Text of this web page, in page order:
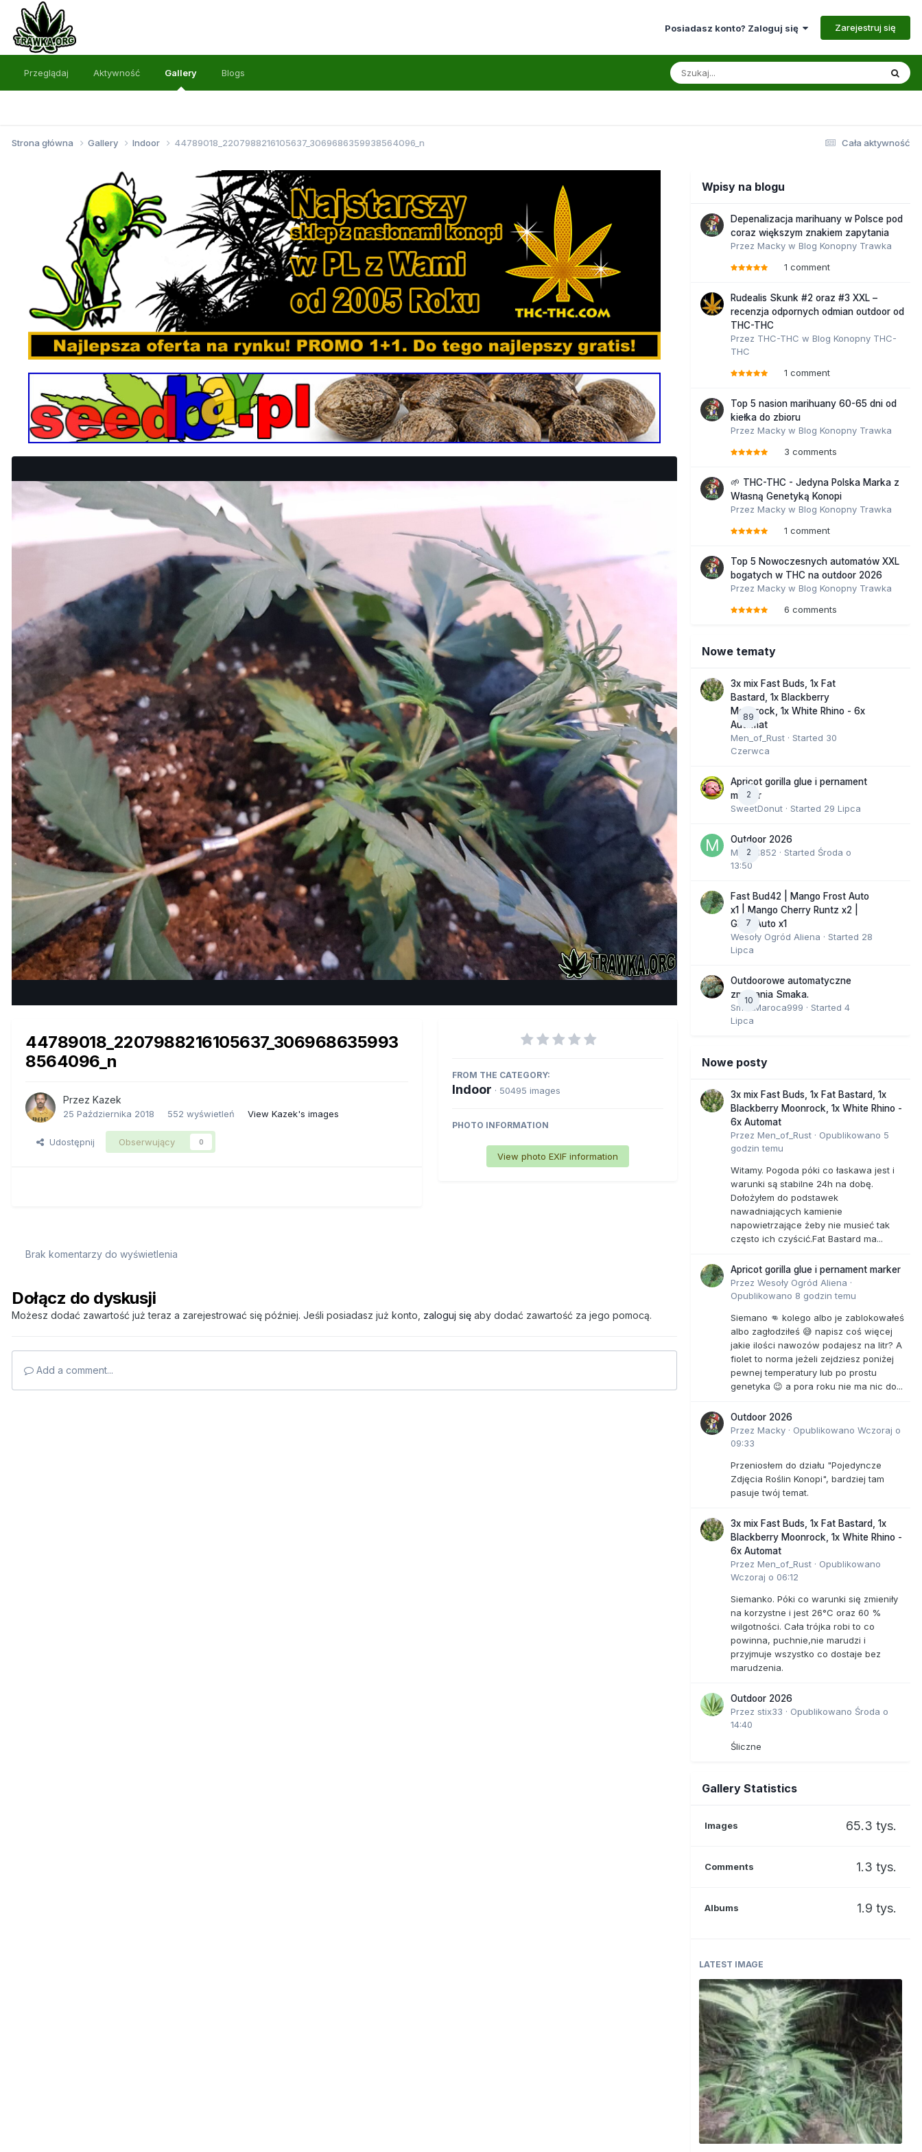
Posiadasz konto? Zaloguj się Zarejestruj się
Przeglądaj Aktywność Gallery Blogs
Cała aktywność
Strona główna Gallery Indoor 44789018_2207988216105637_3069686359938564096_n
Image Tools
44789018_2207988216105637_306968635993
8564096_n
Przez Kazek
25 Października 2018 552 wyświetleń View Kazek's images
Udostępnij Obserwujący 0
FROM THE CATEGORY:
Indoor · 50495 images
PHOTO INFORMATION
View photo EXIF information
Brak komentarzy do wyświetlenia
Dołącz do dyskusji
Możesz dodać zawartość już teraz a zarejestrować się później. Jeśli posiadasz już konto, zaloguj się aby dodać zawartość za jego pomocą.
Add a comment...
Wpisy na blogu
Depenalizacja marihuany w Polsce pod
coraz większym znakiem zapytania
Przez Macky w Blog Konopny Trawka
1 comment
Rudealis Skunk #2 oraz #3 XXL –
recenzja odpornych odmian outdoor od
THC-THC
Przez THC-THC w Blog Konopny THC-
THC
1 comment
Top 5 nasion marihuany 60-65 dni od
kiełka do zbioru
Przez Macky w Blog Konopny Trawka
3 comments
🌱 THC-THC - Jedyna Polska Marka z
Własną Genetyką Konopi
Przez Macky w Blog Konopny Trawka
1 comment
Top 5 Nowoczesnych automatów XXL
bogatych w THC na outdoor 2026
Przez Macky w Blog Konopny Trawka
6 comments
Nowe tematy
89
3x mix Fast Buds, 1x Fat
Bastard, 1x Blackberry
Moonrock, 1x White Rhino - 6x
Automat
Men_of_Rust · Started 30
Czerwca
2
Apricot gorilla glue i pernament
marker
SweetDonut · Started 29 Lipca
2
Outdoor 2026
Marcel852 · Started Środa o
13:50
7
Fast Bud42 | Mango Frost Auto
x1 | Mango Cherry Runtz x2 |
GMO Auto x1
Wesoły Ogród Aliena · Started 28
Lipca
10
Outdoorowe automatyczne
zmagania Smaka.
SmakMaroca999 · Started 4
Lipca
Nowe posty
3x mix Fast Buds, 1x Fat Bastard, 1x
Blackberry Moonrock, 1x White Rhino -
6x Automat
Przez Men_of_Rust · Opublikowano 5
godzin temu
Witamy. Pogoda póki co łaskawa jest i
warunki są stabilne 24h na dobę.
Dołożyłem do podstawek
nawadniających kamienie
napowietrzające żeby nie musieć tak
często ich czyścić.Fat Bastard ma...
Apricot gorilla glue i pernament marker
Przez Wesoły Ogród Aliena ·
Opublikowano 8 godzin temu
Siemano 👊 kolego albo je zablokowałeś
albo zagłodziłeś 😅 napisz coś więcej
jakie ilości nawozów podajesz na litr? A
fiolet to norma jeżeli zejdziesz poniżej
pewnej temperatury lub po prostu
genetyka 😉 a pora roku nie ma nic do...
Outdoor 2026
Przez Macky · Opublikowano Wczoraj o
09:33
Przeniosłem do działu "Pojedyncze
Zdjęcia Roślin Konopi", bardziej tam
pasuje twój temat.
3x mix Fast Buds, 1x Fat Bastard, 1x
Blackberry Moonrock, 1x White Rhino -
6x Automat
Przez Men_of_Rust · Opublikowano
Wczoraj o 06:12
Siemanko. Póki co warunki się zmieniły
na korzystne i jest 26°C oraz 60 %
wilgotności. Cała trójka robi to co
powinna, puchnie,nie marudzi i
przyjmuje wszystko co dostaje bez
marudzenia.
Outdoor 2026
Przez stix33 · Opublikowano Środa o
14:40
Śliczne
Gallery Statistics
Images 65.3 tys.
Comments 1.3 tys.
Albums 1.9 tys.
LATEST IMAGE